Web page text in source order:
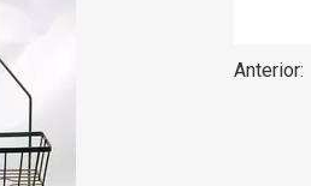
Anterior: